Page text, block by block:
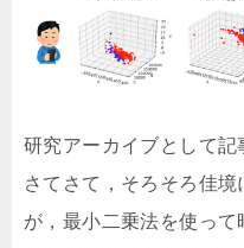
研究アーカイブとして記
さてさて，そろそろ佳
が，最小二乗法を使っ